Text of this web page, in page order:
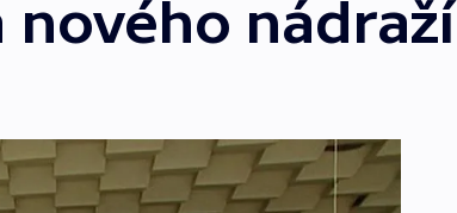
nového nádraží